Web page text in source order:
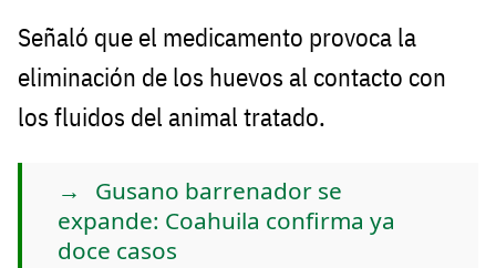
Señaló que el medicamento provoca la
eliminación de los huevos al contacto con
los fluidos del animal tratado.
Gusano barrenador se
expande: Coahuila confirma ya
doce casos